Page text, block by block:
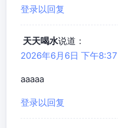
登录以回复
天天喝水说道：
2026年6月6日 下午8:37
aaaaa
登录以回复